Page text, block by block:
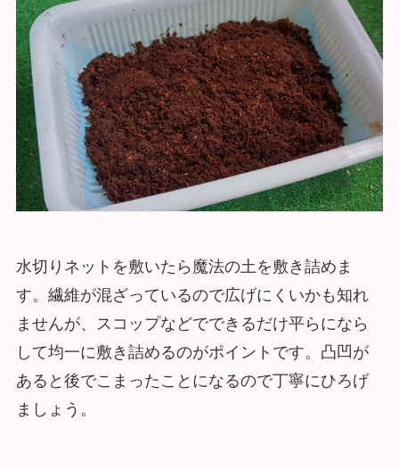
水切りネットを敷いたら魔法の土を敷き詰めま
す。繊維が混ざっているので広げにくいかも知れ
ませんが、スコップなどでできるだけ平らになら
して均一に敷き詰めるのがポイントです。凸凹が
あると後でこまったことになるので丁寧にひろげ
ましょう。